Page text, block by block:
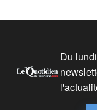
Du